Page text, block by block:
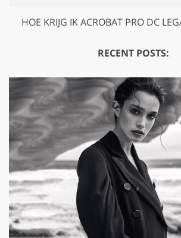
HOE KRIJG IK ACROBAT PRO DC
RECENT POSTS: